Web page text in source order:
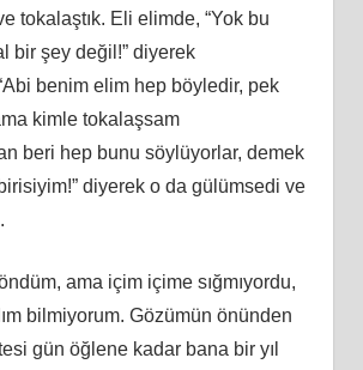
tokalaştık. Eli elimde, “Yok bu
bir şey değil!” diyerek
benim elim hep böyledir, pek
kimle tokalaşsam
beri hep bunu söylüyorlar, demek
diyerek o da gülümsedi ve
ama içim içime sığmıyordu,
bilmiyorum. Gözümün önünden
gün öğlene kadar bana bir yıl